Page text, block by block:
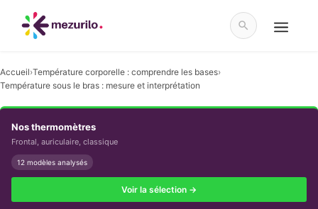
contenu
Accueil›Température corporelle : comprendre les bases›
Température sous le bras : mesure et interprétation
Nos thermomètres
Frontal, auriculaire, classique
12 modèles analysés
Voir la sélection →